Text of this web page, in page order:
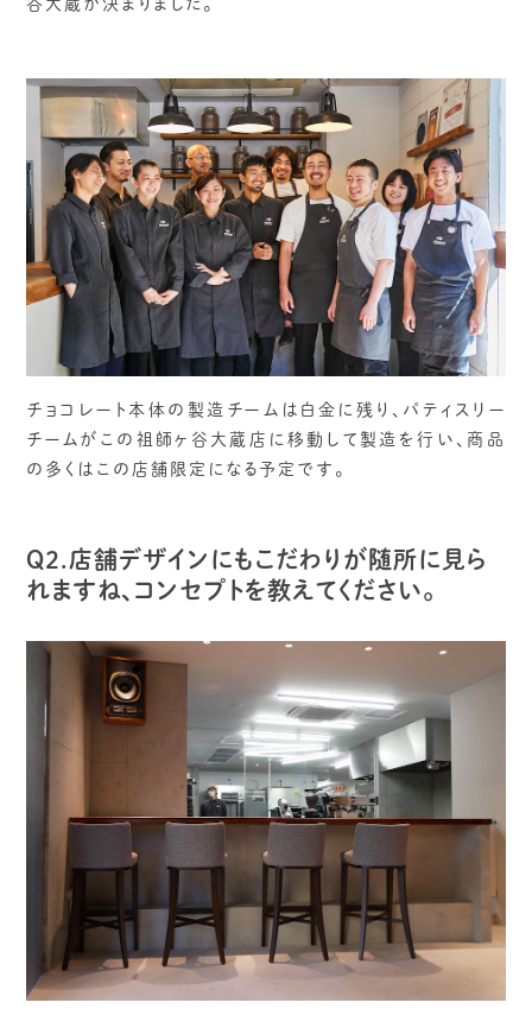
チョコレート本体の製造チームは白金に残り、パティスリー
チームがこの祖師ヶ谷大蔵店に移動して製造を行い、商品
の多くはこの店舗限定になる予定です。
Q2.店舗デザインにもこだわりが随所に見ら
れますね、コンセプトを教えてください。